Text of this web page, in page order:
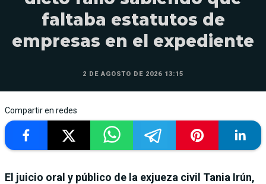
faltaba estatutos de
empresas en el expediente
2 DE AGOSTO DE 2026 13:15
Compartir en redes
El juicio oral y público de la exjueza civil Tania Irún,